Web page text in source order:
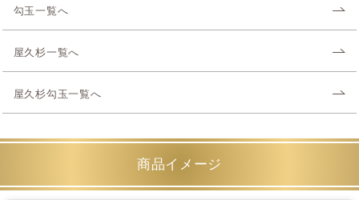
勾玉一覧へ
屋久杉一覧へ
屋久杉勾玉一覧へ
商品イメージ